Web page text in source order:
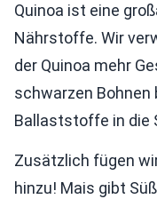
Quinoa ist eine
Nährstoffe. Wir
der Quinoa mehr
schwarzen Bohnen
Ballaststoffe in die
Zusätzlich fügen
hinzu! Mais gibt